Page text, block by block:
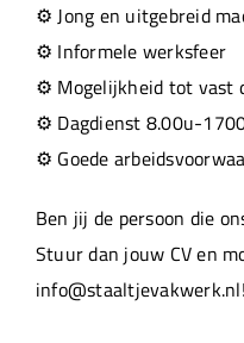
⚙️ Jong en uitgebreid
⚙️ Informele werksfeer
⚙️ Mogelijkheid tot vast
⚙️ Dagdienst 8.00u-
⚙️ Goede
Ben jij de persoon die
Stuur dan jouw CV en
info@staaltjevakwerk.nl!